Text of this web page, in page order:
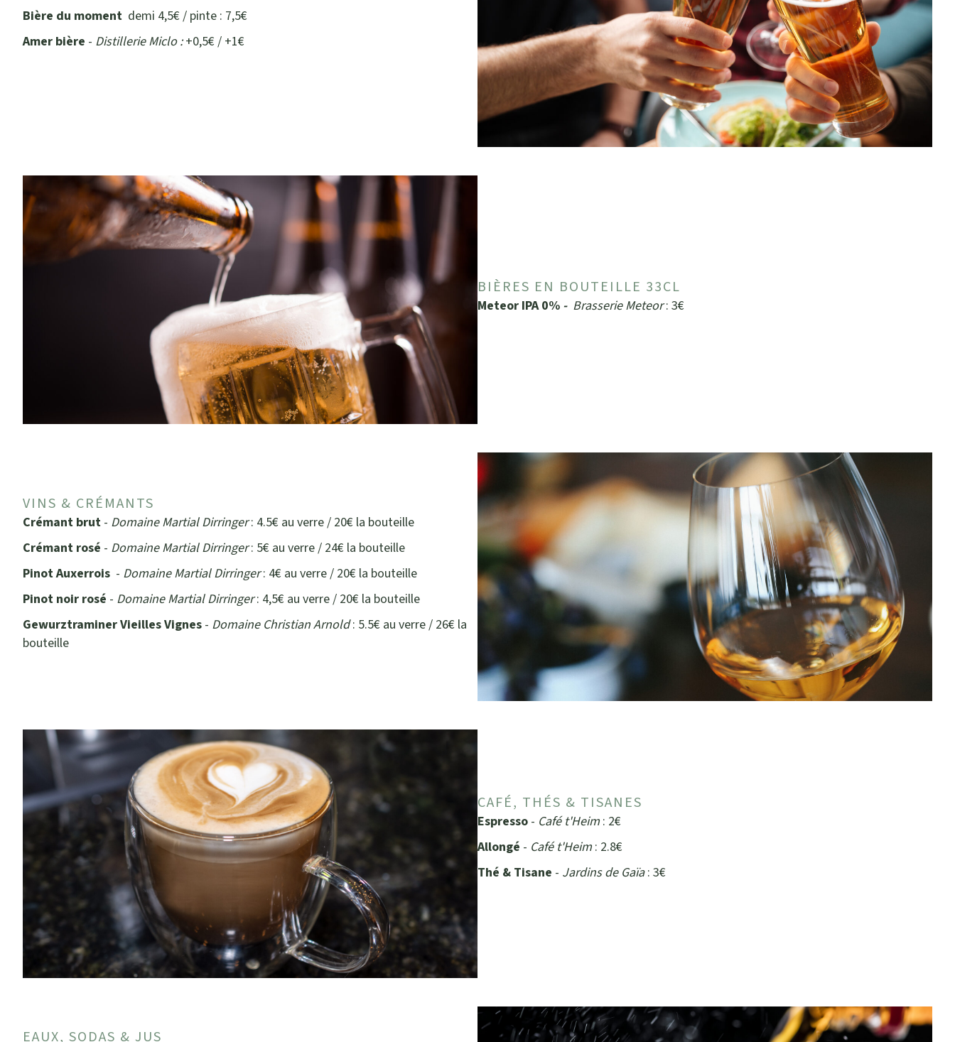
Bière du moment demi 4,5€ / pinte : 7,5€
Amer bière - Distillerie Miclo :+0,5€ / +1€
BIÈRES EN BOUTEILLE 33CL
Meteor IPA 0% - Brasserie Meteor: 3€
VINS & CRÉMANTS
Crémant brut - Domaine Martial Dirringer: 4.5€ au verre / 20€ la bouteille
Crémant rosé - Domaine Martial Dirringer: 5€ au verre / 24€ la bouteille
Pinot Auxerrois - Domaine Martial Dirringer: 4€ au verre / 20€ la bouteille
Pinot noir rosé - Domaine Martial Dirringer: 4,5€ au verre / 20€ la bouteille
Gewurztraminer Vieilles Vignes - Domaine Christian Arnold: 5.5€ au verre / 26€ la
bouteille
CAFÉ, THÉS & TISANES
Espresso - Café t'Heim : 2€
Allongé - Café t'Heim : 2.8€
Thé & Tisane - Jardins de Gaïa: 3€
EAUX, SODAS & JUS